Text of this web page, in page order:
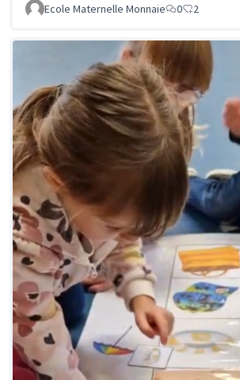
Ecole Maternelle Monnaie
0 2